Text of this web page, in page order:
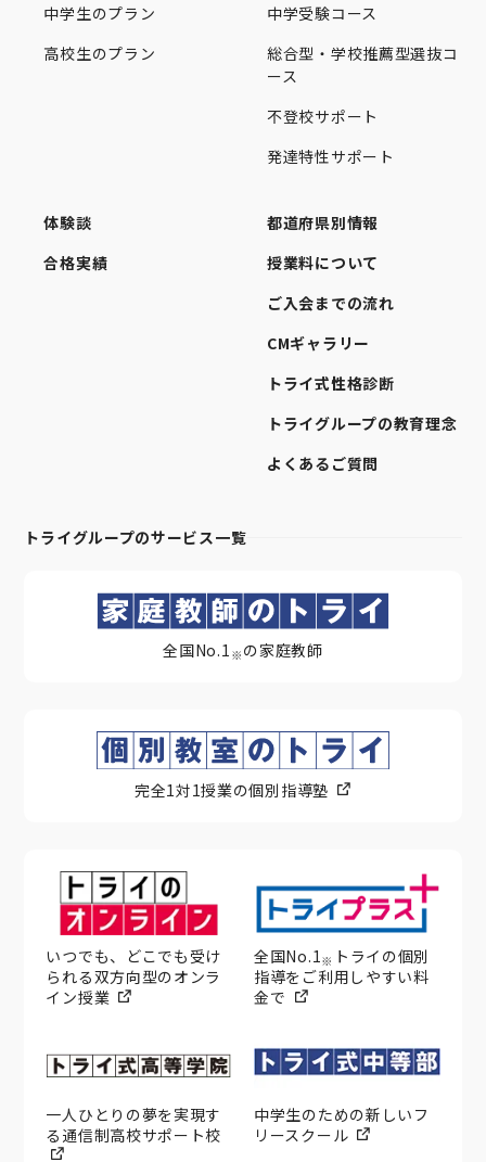
中学生のプラン
高校生のプラン
中学受験コース
総合型・学校推薦型選抜コ
ース
不登校サポート
発達特性サポート
体験談
合格実績
都道府県別情報
授業料について
ご入会までの流れ
CMギャラリー
トライ式性格診断
トライグループの教育理念
よくあるご質問
トライグループのサービス一覧
全国No.1 ※ の家庭教師
完全1対1授業の個別指導塾
いつでも、どこでも受け
られる双方向型のオンラ
イン授業
全国No.1※ トライの個別
指導をご利用しやすい料
金で
一人ひとりの夢を実現す
る通信制高校サポート校
中学生のための新しいフ
リースクール